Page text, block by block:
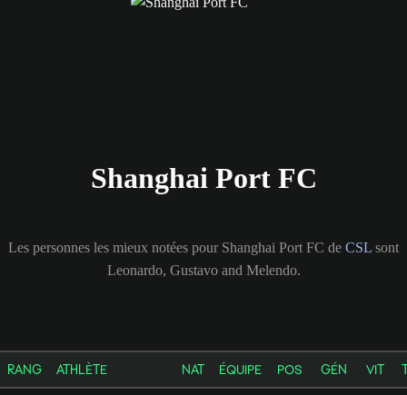
Shanghai Port FC
Les personnes les mieux notées pour Shanghai Port FC de CSL sont
Leonardo, Gustavo and Melendo.
RANG ATHLÈTE NAT ÉQUIPE POS GÉN VIT